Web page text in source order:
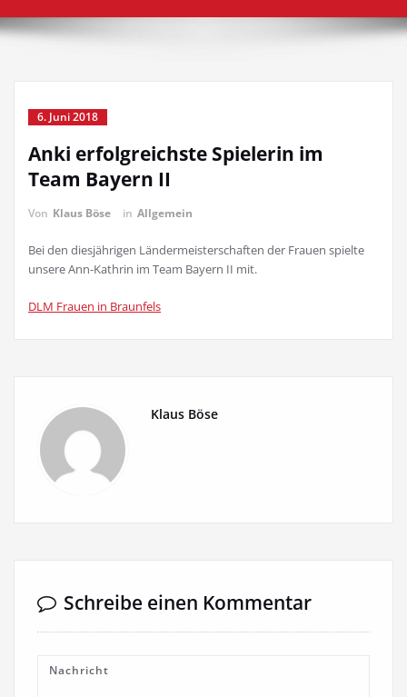
6. Juni 2018
Anki erfolgreichste Spielerin im
Team Bayern II
Von Klaus Böse in Allgemein
Bei den diesjährigen Ländermeisterschaften der Frauen spielte
unsere Ann-Kathrin im Team Bayern II mit.
DLM Frauen in Braunfels
Klaus Böse
Schreibe einen Kommentar